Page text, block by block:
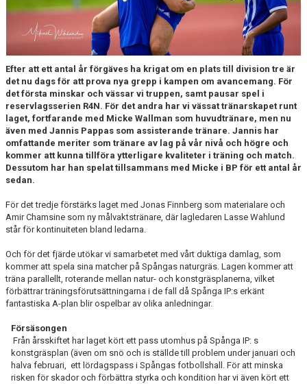
SÄSONGEN 2019
H4N 2019
TRUPPEN 2019
MÅLEN 2019
MOTST. 2019
TRÄNARNA 2019
H4N 2018
TRUPPEN 2018
MÅLEN 2018
MOTST. 2018
SÄSONGEN 2017
TRUPPEN 2017
Efter att ett antal år förgäves ha krigat om en plats till division tre är
det nu dags för att prova nya grepp i kampen om avancemang. För
det första minskar och vässar vi truppen, samt pausar spel i
reservlagsserien R4N. För det andra har vi vässat tränarskapet runt
laget, fortfarande med Micke Wallman som huvudtränare, men nu
även med Jannis Pappas som assisterande tränare. Jannis har
omfattande meriter som tränare av lag på vår nivå och högre och
kommer att kunna tillföra ytterligare kvaliteter i träning och match.
Dessutom har han spelat tillsammans med Micke i BP för ett antal år
sedan.
För det tredje förstärks laget med Jonas Finnberg som materialare och
Amir Chamsine som ny målvaktstränare, där lagledaren Lasse Wahlund
står för kontinuiteten bland ledarna.
Och för det fjärde utökar vi samarbetet med vårt duktiga damlag, som
kommer att spela sina matcher på Spångas naturgräs. Lagen kommer att
träna parallellt, roterande mellan natur- och konstgräsplanerna, vilket
förbättrar träningsförutsättningarna i de fall då Spånga IP:s erkänt
fantastiska A-plan blir ospelbar av olika anledningar.
Försäsongen
Från årsskiftet har laget kört ett pass utomhus på Spånga IP: s
konstgräsplan (även om snö och is ställde till problem under januari och
halva februari, ett lördagspass i Spångas fotbollshall. För att minska
risken för skador och förbättra styrka och kondition har vi även kört ett